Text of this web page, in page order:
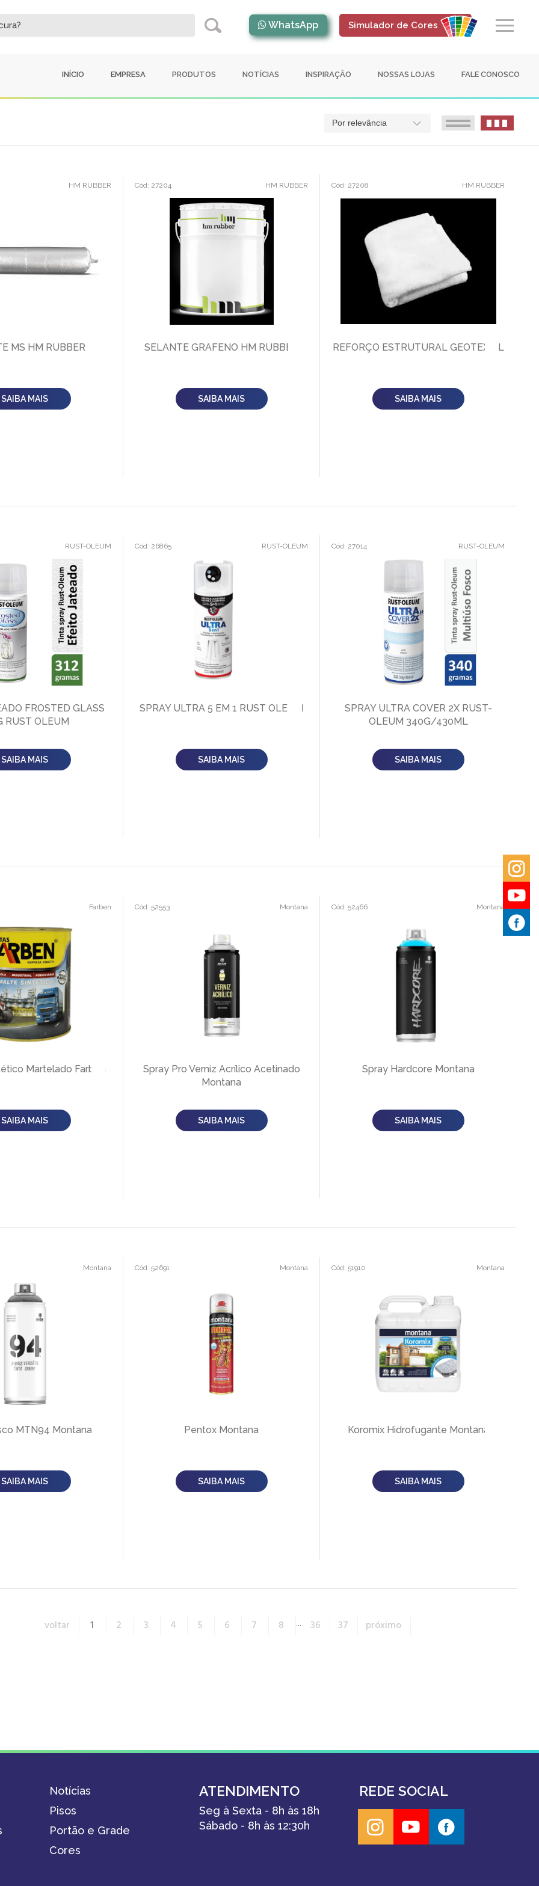
Simulador de Cores
WhatsApp
INÍCIO EMPRESA PRODUTOS NOTÍCIAS INSPIRAÇÃO NOSSAS LOJAS FALE CONOSCO
Por relevância
HM RUBBER
MS HM RUBBER
SAIBA MAIS
Cód: 27204 HM RUBBER
SELANTE GRAFENO HM RUBBER
SAIBA MAIS
Cód: 27208 HM RUBBER
REFORÇO ESTRUTURAL GEOTEXTIL
SAIBA MAIS
RUST-OLEUM
FROSTED GLASS
RUST OLEUM
SAIBA MAIS
Cód: 26865 RUST-OLEUM
SPRAY ULTRA 5 EM 1 RUST OLEUM
SAIBA MAIS
Cód: 27014 RUST-OLEUM
SPRAY ULTRA COVER 2X RUST-
OLEUM 340G/430ML
SAIBA MAIS
Farben
Martelado Farben
SAIBA MAIS
Cód: 52553 Montana
Spray Pro Verniz Acrílico Acetinado
Montana
SAIBA MAIS
Cód: 52466 Montana
Spray Hardcore Montana
SAIBA MAIS
Montana
MTN94 Montana
SAIBA MAIS
Cód: 52691 Montana
Pentox Montana
SAIBA MAIS
Cód: 51910 Montana
Koromix Hidrofugante Montana
SAIBA MAIS
voltar 1 2 3 4 5 6 7 8 36 37 próximo
Notícias
Pisos
Portão e Grade
Cores
ATENDIMENTO
Seg à Sexta - 8h às 18h
Sábado - 8h às 12:30h
REDE SOCIAL